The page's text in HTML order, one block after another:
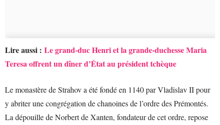
Lire aussi : Le grand-duc Henri et la grande-duchesse Maria
Teresa offrent un dîner d’État au président tchèque
Le monastère de Strahov a été fondé en 1140 par Vladislav II pour
y abriter une congrégation de chanoines de l’ordre des Prémontés.
La dépouille de Norbert de Xanten, fondateur de cet ordre, repose